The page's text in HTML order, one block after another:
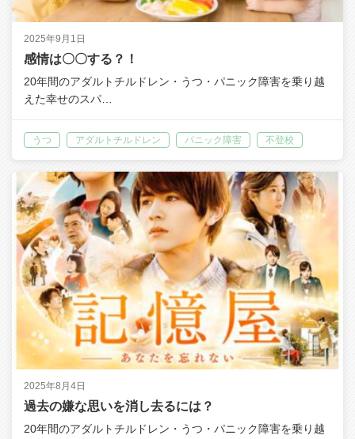
2025年9月1日
感情は〇〇する？！
20年間のアダルトチルドレン・うつ・パニック障害を乗り越
えた幸せのスパ…
うつ アダルトチルドレン パニック障害 不登校
2025年8月4日
過去の嫌な思いを消し去るには？
20年間のアダルトチルドレン・うつ・パニック障害を乗り越